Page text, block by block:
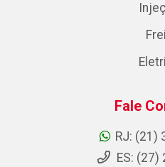
Fale
RJ: (21)
ES: